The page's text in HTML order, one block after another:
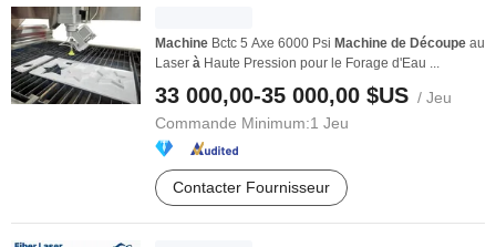
Machine Bctc 5 Axe 6000 Psi Machine de Découpe au
Laser à Haute Pression pour le Forage d'Eau ...
33 000,00-35 000,00 $US / Jeu
Commande Minimum:1 Jeu
Contacter Fournisseur